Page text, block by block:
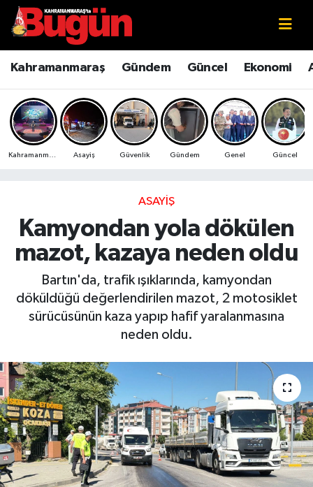
Kahramanmaraş Gündem Güncel Ekonomi
Asayiş Güvenlik Gündem Genel Güncel
ASAYIŞ
Kamyondan yola dökülen
mazot, kazaya neden oldu
Bartın'da, trafik ışıklarında, kamyondan
döküldüğü değerlendirilen mazot, 2 motosiklet
sürücüsünün kaza yapıp hafif yaralanmasına
neden oldu.
Kahramanmaraş
Kahramanmaraş Sokak Röportajları
Bilim ve Teknoloji
Çevre
Ekonomi
Güncel
Kültür Sanat
Magazin
Manşet Altı
Manşetler
Kahramanmaraş Nöbetçi Eczaneler
Kahramanmaraş Hava Durumu
Kahramanmaraş Namaz Vakitleri
Kahramanmaraş Trafik Yoğunluk Haritası
Süper Lig Puan Durumu ve Fikstür
Tüm Manşetler
Son Dakika Haberleri
Haber Arşivi